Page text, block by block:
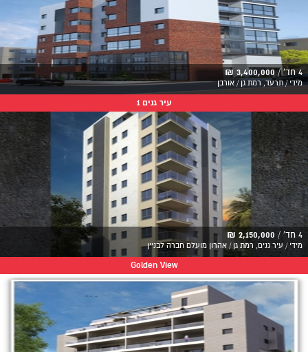
4 חד' / 3,400,000 ₪
מידי / תרעד, רמת גן / אורבן
עיר גנים 1
4 חד' / 2,150,000 ₪
מידי / עיר גנים, רמת גן / אהרון מועלם חברה לבניין
Golden View